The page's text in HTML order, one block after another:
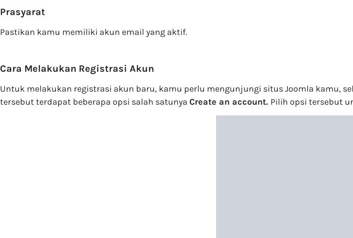
Prasyarat
Pastikan kamu memiliki akun email yang aktif.
Cara Melakukan Registrasi Akun
Untuk melakukan registrasi akun baru, kamu perlu mengunjungi situs Joomla kamu,
tersebut terdapat beberapa opsi salah satunya Create an account. Pilih opsi tersebut